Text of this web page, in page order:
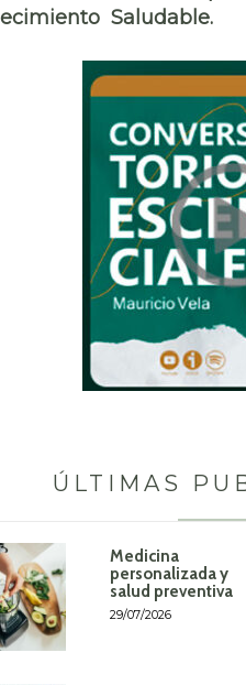
Saludable.
ÚLTIMAS
Medicina
personalizada y
salud preventiva
29/07/2026